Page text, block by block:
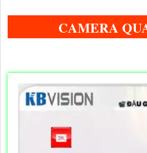
CAMERA